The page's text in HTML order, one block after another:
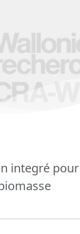
integré